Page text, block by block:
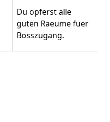
Du opferst alle
guten Raeume fuer
Bosszugang.